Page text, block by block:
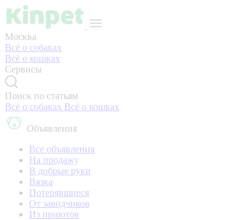
Москва
Всё о собаках
Всё о кошках
Сервисы
Поиск по статьям
Всё о собаках Всё о кошках
Объявления
Все объявления
На продажу
В добрые руки
Вязка
Потерявшиеся
От заводчиков
Из приютов